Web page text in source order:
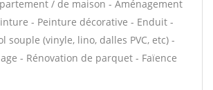
/ de maison - Aménagement
- Peinture décorative - Enduit -
souple (vinyle, lino, dalles PVC, etc) -
- Rénovation de parquet - Faïence